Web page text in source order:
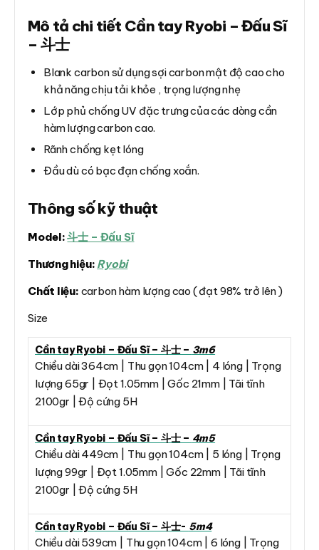
Mô tả chi tiết Cần tay Ryobi – Đấu Sĩ
– 斗士
Blank carbon sử dụng sợi carbon mật độ cao cho
khả năng chịu tải khỏe , trọng lượng nhẹ
Lớp phủ chống UV đặc trưng của các dòng cần
hàm lượng carbon cao.
Rãnh chống kẹt lóng
Đầu dù có bạc đạn chống xoắn.
Thông số kỹ thuật
Model:斗士 – Đấu Sĩ
Thương hiệu: Ryobi
Chất liệu: carbon hàm lượng cao ( đạt 98% trở lên )
Size
Cần tay Ryobi – Đấu Sĩ – 斗士 – 3m6
Chiều dài 364cm | Thu gọn 104cm | 4 lóng | Trọng
lượng 65gr | Đọt 1.05mm | Gốc 21mm | Tãi tĩnh
2100gr | Độ cứng 5H
Cần tay Ryobi – Đấu Sĩ – 斗士 – 4m5
Chiều dài 449cm | Thu gọn 104cm | 5 lóng | Trọng
lượng 99gr | Đọt 1.05mm | Gốc 22mm | Tãi tĩnh
2100gr | Độ cứng 5H
Cần tay Ryobi – Đấu Sĩ – 斗士- 5m4
Chiều dài 539cm | Thu gọn 104cm | 6 lóng | Trọng